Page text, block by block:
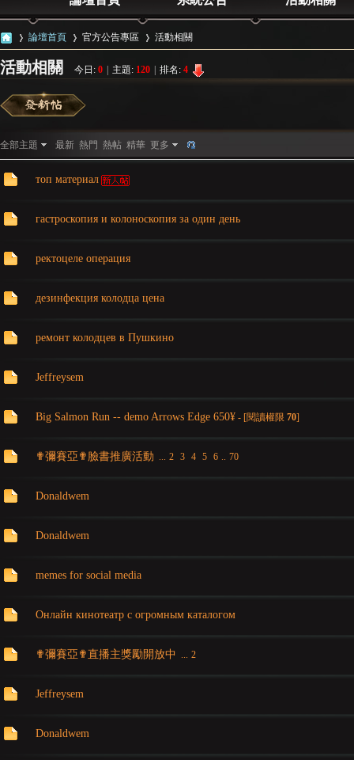
彌
賽
亞
天
堂
論壇首頁
›
官方公告專區 活動相關
活動相關 今日: 0 主題: 120 排名: 4
全部主題 最新 熱門 熱帖 精華 更多
топ материал
гастроскопия и колоноскопия за один день
ректоцеле операция
дезинфекция колодца цена
ремонт колодцев в Пушкино
Jeffreysem
Big Salmon Run -- demo Arrows Edge 650¥ - [閱讀權限 70]
✟彌賽亞✟臉書推廣活動 ... 2 3 4 5 6 .. 70
Donaldwem
Donaldwem
memes for social media
Онлайн кинотеатр с огромным каталогом
✟彌賽亞✟直播主獎勵開放中 ... 2
Jeffreysem
Donaldwem